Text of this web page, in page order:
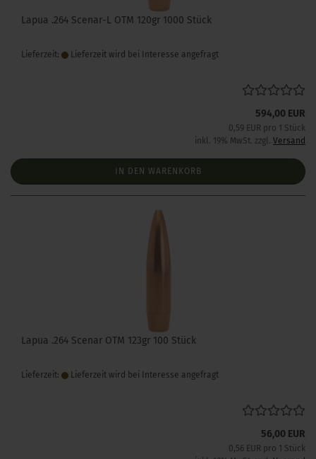
Lapua .264 Scenar-L OTM 120gr 1000 Stück
Lieferzeit: Lieferzeit wird bei Interesse angefragt
594,00 EUR
0,59 EUR pro 1 Stück
inkl. 19% MwSt. zzgl. Versand
IN DEN WARENKORB
Lapua .264 Scenar OTM 123gr 100 Stück
Lieferzeit: Lieferzeit wird bei Interesse angefragt
56,00 EUR
0,56 EUR pro 1 Stück